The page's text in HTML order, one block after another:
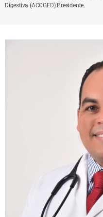
Digestiva (ACCGED) Presidente.